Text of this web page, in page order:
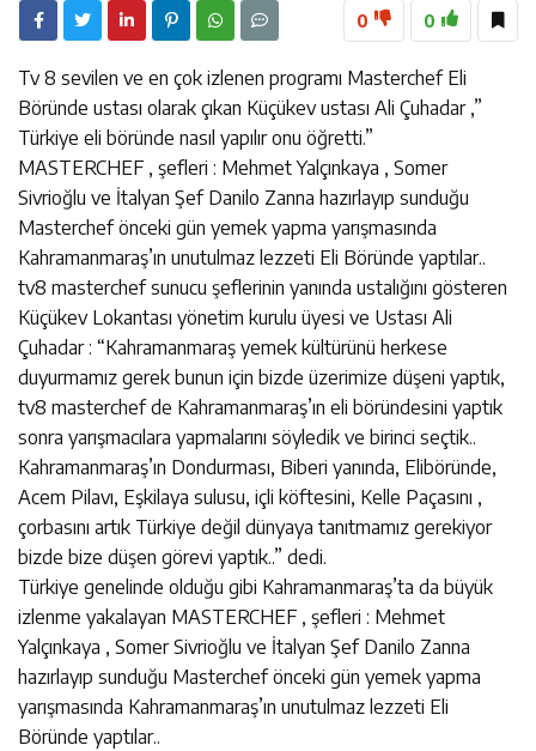
0
0
Tv 8 sevilen ve en çok izlenen programı Masterchef Eli
Böründe ustası olarak çıkan Küçükev ustası Ali Çuhadar ,”
Türkiye eli böründe nasıl yapılır onu öğretti.”
MASTERCHEF , şefleri : Mehmet Yalçınkaya , Somer
Sivrioğlu ve İtalyan Şef Danilo Zanna hazırlayıp sunduğu
Masterchef önceki gün yemek yapma yarışmasında
Kahramanmaraş’ın unutulmaz lezzeti Eli Böründe yaptılar..
tv8 masterchef sunucu şeflerinin yanında ustalığını gösteren
Küçükev Lokantası yönetim kurulu üyesi ve Ustası Ali
Çuhadar : “Kahramanmaraş yemek kültürünü herkese
duyurmamız gerek bunun için bizde üzerimize düşeni yaptık,
tv8 masterchef de Kahramanmaraş’ın eli böründesini yaptık
sonra yarışmacılara yapmalarını söyledik ve birinci seçtik..
Kahramanmaraş’ın Dondurması, Biberi yanında, Eliböründe,
Acem Pilavı, Eşkilaya sulusu, içli köftesini, Kelle Paçasını ,
çorbasını artık Türkiye değil dünyaya tanıtmamız gerekiyor
bizde bize düşen görevi yaptık..” dedi.
Türkiye genelinde olduğu gibi Kahramanmaraş’ta da büyük
izlenme yakalayan MASTERCHEF , şefleri : Mehmet
Yalçınkaya , Somer Sivrioğlu ve İtalyan Şef Danilo Zanna
hazırlayıp sunduğu Masterchef önceki gün yemek yapma
yarışmasında Kahramanmaraş’ın unutulmaz lezzeti Eli
Böründe yaptılar..